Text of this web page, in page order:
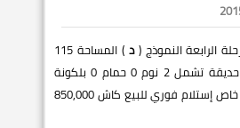
الرابعة النموذج (د
) المساحة 115
بحري تطل على حديقة تشمل 2 نوم 0 حمام 0 بلكونة
بالطابق الرابع تشطيب خاص إستلام فوري للبيع كاش 850,000